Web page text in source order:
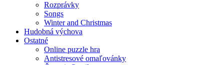
Rozprávky
Songs
Winter and Christmas
Hudobná výchova
Ostatné
Online puzzle hra
Antistresové omaľovánky